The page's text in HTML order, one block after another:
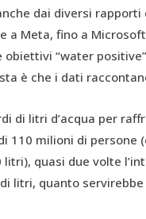
dai diversi
a Meta, fino a
“water
è che i dati
di litri d’acqua per
110 milioni di persone
quasi due volte
litri, quanto